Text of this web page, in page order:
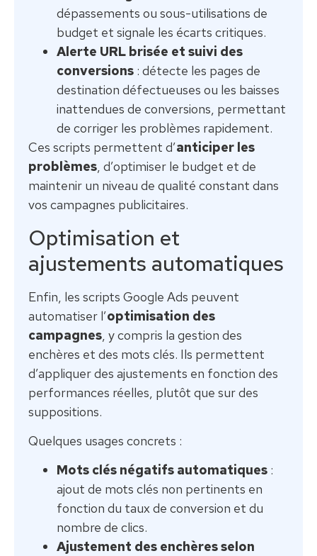
dépassements ou sous-utilisations de
budget et signale les écarts critiques.
Alerte URL brisée et suivi des
conversions : détecte les pages de
destination défectueuses ou les baisses
inattendues de conversions, permettant
de corriger les problèmes rapidement.
Ces scripts permettent d’anticiper les
problèmes, d’optimiser le budget et de
maintenir un niveau de qualité constant dans
vos campagnes publicitaires.
Optimisation et
ajustements automatiques
Enfin, les scripts Google Ads peuvent
automatiser l’optimisation des
campagnes, y compris la gestion des
enchères et des mots clés. Ils permettent
d’appliquer des ajustements en fonction des
performances réelles, plutôt que sur des
suppositions.
Quelques usages concrets :
Mots clés négatifs automatiques :
ajout de mots clés non pertinents en
fonction du taux de conversion et du
nombre de clics.
Ajustement des enchères selon